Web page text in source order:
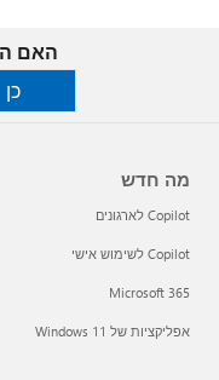
האם
כן
מה חדש
Copilot לארגונים
Copilot לשימוש אישי
Microsoft 365
אפליקציות של Windows 11‏